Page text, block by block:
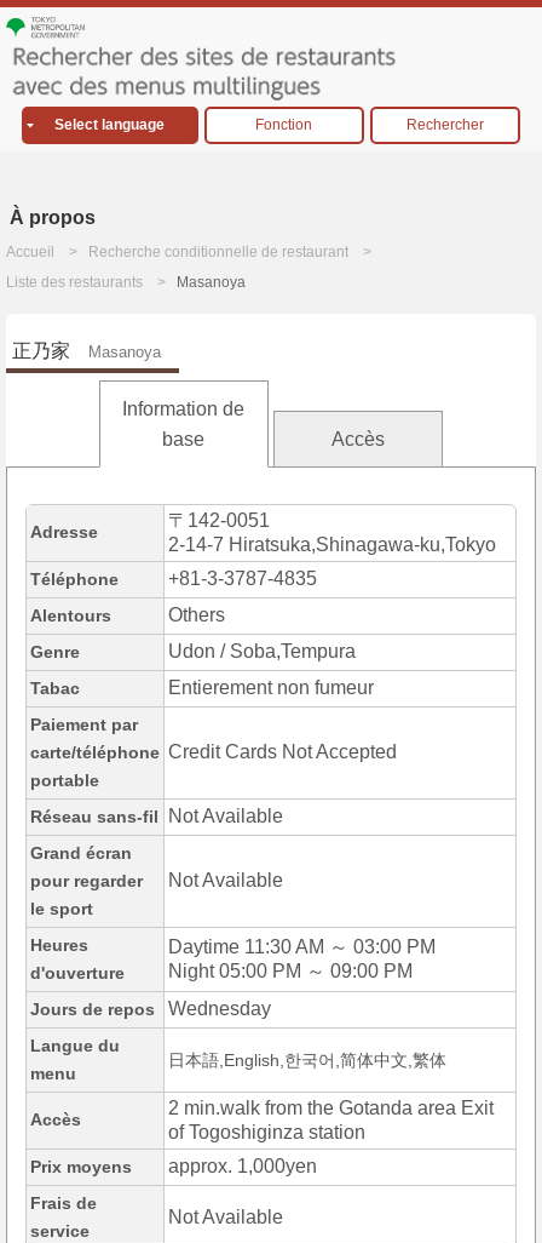
Select language Fonction Rechercher
À propos
Accueil
Recherche conditionnelle de restaurant
Liste des restaurants
Masanoya
正乃家 Masanoya
Information de
base
Accès
Adresse
〒142-0051
2-14-7 Hiratsuka,Shinagawa-ku,Tokyo
Téléphone +81-3-3787-4835
Alentours Others
Genre Udon / Soba,Tempura
Tabac Entierement non fumeur
Paiement par
carte/téléphone
portable
Credit Cards Not Accepted
Réseau sans-fil Not Available
Grand écran
pour regarder
le sport
Not Available
Heures
d'ouverture
Daytime 11:30 AM ～ 03:00 PM
Night 05:00 PM ～ 09:00 PM
Jours de repos Wednesday
Langue du
menu
日本語,English,한국어,简体中文,繁体
Accès
2 min.walk from the Gotanda area Exit
of Togoshiginza station
Prix moyens approx. 1,000yen
Frais de
service
Not Available